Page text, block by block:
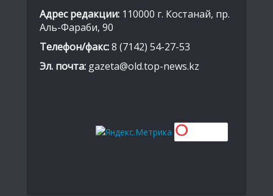
Адрес редакции: 110000 г. Костанай, пр.
Аль-Фараби, 90
Телефон/факс:8 (7142) 54-27-53
Эл. почта: gazeta@old.top-news.kz